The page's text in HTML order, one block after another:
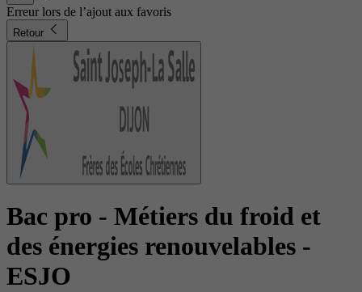
Erreur lors de l’ajout aux favoris
Retour
Bac pro - Métiers du froid et
des énergies renouvelables -
ESJO